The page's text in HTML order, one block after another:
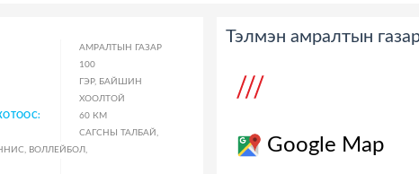
АМРАЛТЫН ГАЗАР
100
ГЭР, БАЙШИН
ХООЛТОЙ
60 КМ
САГСНЫ ТАЛБАЙ,
ВОЛЛЕЙБОЛ,
Тэлмэн амралтын
Google Map